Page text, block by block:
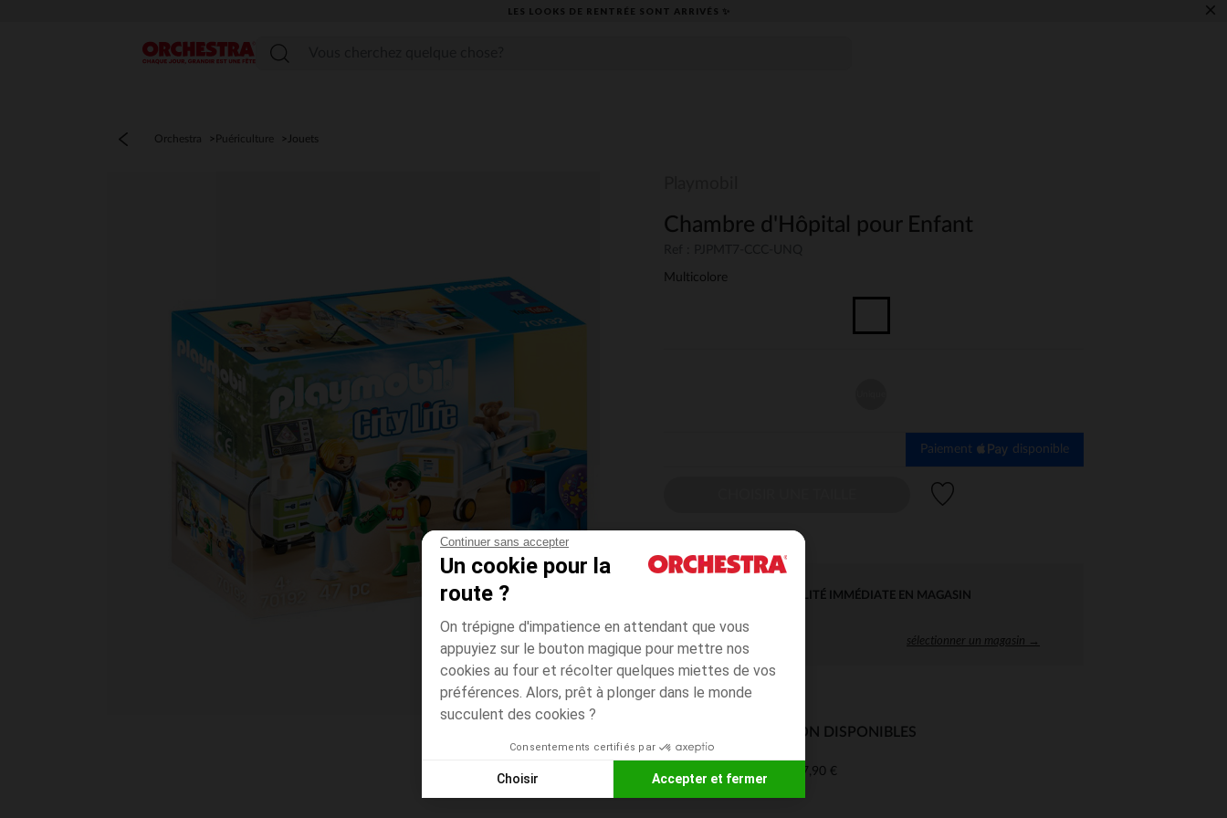
Continuer sans accepter
Un cookie pour la
route ?
On trépigne d'impatience en attendant que vous
appuyiez sur le bouton magique pour mettre nos
cookies au four et récolter quelques miettes de vos
préférences. Alors, prêt à plonger dans le monde
succulent des cookies ?
Consentements certifiés par
Choisir Accepter et fermer
LES LOOKS DE RENTRÉE SONT ARRIVÉS ✨ ×
Menu
Orchestra Puériculture Jouets
Chambre d'Hôpital pour Enfant
Multicolore
Paiement disponible
DISPONIBILITÉ IMMÉDIATE EN MAGASIN
sélectionner un magasin →
MODES DE LIVRAISON DISPONIBLES
Mon domicile 7,90 €